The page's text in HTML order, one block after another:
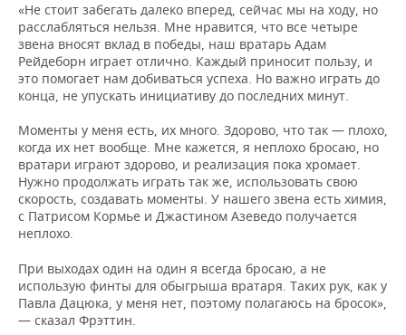
ВУЗЫ ТАТАРСТАНА
КОМУ ПРИНАДЛЕЖАТ
ТОРГОВЫЕ ЦЕНТРЫ
ТАТАРСТАНА
БАНКИ
БЮДЖЕТ
ИНВЕСТИЦИИ
АГРОПРОМ
МАШИНОСТРОЕНИЕ
НЕФТЬ
ОПК
ЭНЕРГЕТИКА
НОВОСТИ НЕДВИЖИМОСТИ
АВТО
НОВОСТИ АВТО
БИЗНЕС
НОВОСТИ БИЗНЕСА
РОЗНИЧНАЯ ТОРГОВЛЯ
ТРАНСПОРТ
УСЛУГИ
ТЕХНОЛОГИИ
НОВОСТИ ТЕХНОЛОГИЙ
IT
МЕДИА
ТЕЛЕКОММУНИКАЦИИ
МЕРОПРИЯТИЯ
НОВОСТИ МЕРОПРИЯТИЙ
ВЫЕЗДНАЯ РЕДАКЦИЯ
БИЗНЕС-БРАНЧИ
ONLINE-КОНФЕРЕНЦИИ
СПОРТ
НОВОСТИ СПОРТА
ФУТБОЛ
ХОККЕЙ
ОБЩЕСТВО
НОВОСТИ ОБЩЕСТВА
ВЛАСТЬ
ФОТОГАЛЕРЕЯ
СЮЖЕТЫ
«Не стоит забегать далеко вперед, сейчас мы на ходу, но
расслабляться нельзя. Мне нравится, что все четыре
звена вносят вклад в победы, наш вратарь Адам
Рейдеборн играет отлично. Каждый приносит пользу, и
это помогает нам добиваться успеха. Но важно играть до
конца, не упускать инициативу до последних минут.
Моменты у меня есть, их много. Здорово, что так — плохо,
когда их нет вообще. Мне кажется, я неплохо бросаю, но
вратари играют здорово, и реализация пока хромает.
Нужно продолжать играть так же, использовать свою
скорость, создавать моменты. У нашего звена есть химия,
с Патрисом Кормье и Джастином Азеведо получается
неплохо.
При выходах один на один я всегда бросаю, а не
использую финты для обыгрыша вратаря. Таких рук, как у
Павла Дацюка, у меня нет, поэтому полагаюсь на бросок»,
— сказал Фрэттин.